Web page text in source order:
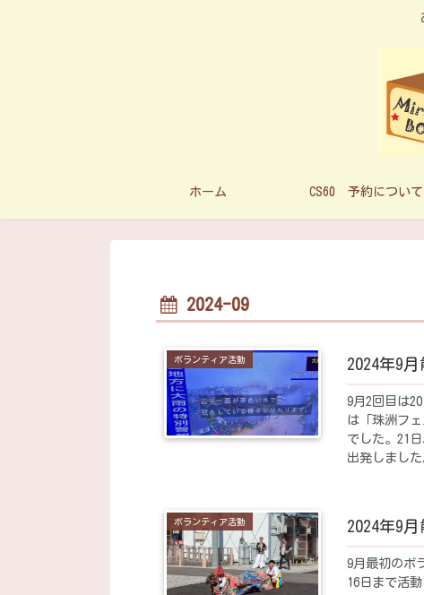
ホーム CS60 予約について
2024-09
ボランティア活動 2024年9
9月2回目は
は「珠洲フ
でした。21
出発しまし
ボランティア活動 2024年9
9月最初のボ
16日まで活